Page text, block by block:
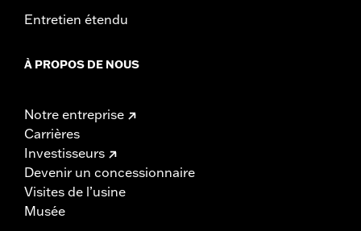
Entretien étendu
À PROPOS DE NOUS
Notre entreprise
Carrières
Investisseurs
Devenir un concessionnaire
Visites de l’usine
Musée